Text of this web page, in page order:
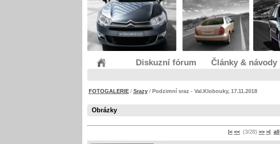
Diskuzní fórum Články & návody
FOTOGALERIE/ Srazy/ Podzimní sraz - Val.Klobouky, 17.11.2018
Obrázky
|< << (3/28) >> >| all